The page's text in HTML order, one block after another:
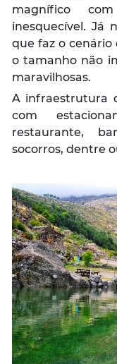
magnífico
inesquecível. Já
que faz o cenário
o tamanho não
maravilhosas.
A infraestrutura
com
restaurante,
socorros, dentre